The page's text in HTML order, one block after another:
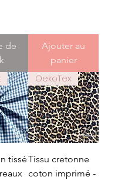
de
Ajouter au
panier
tissé
OekoTex
Tissu cretonne
coton imprimé -